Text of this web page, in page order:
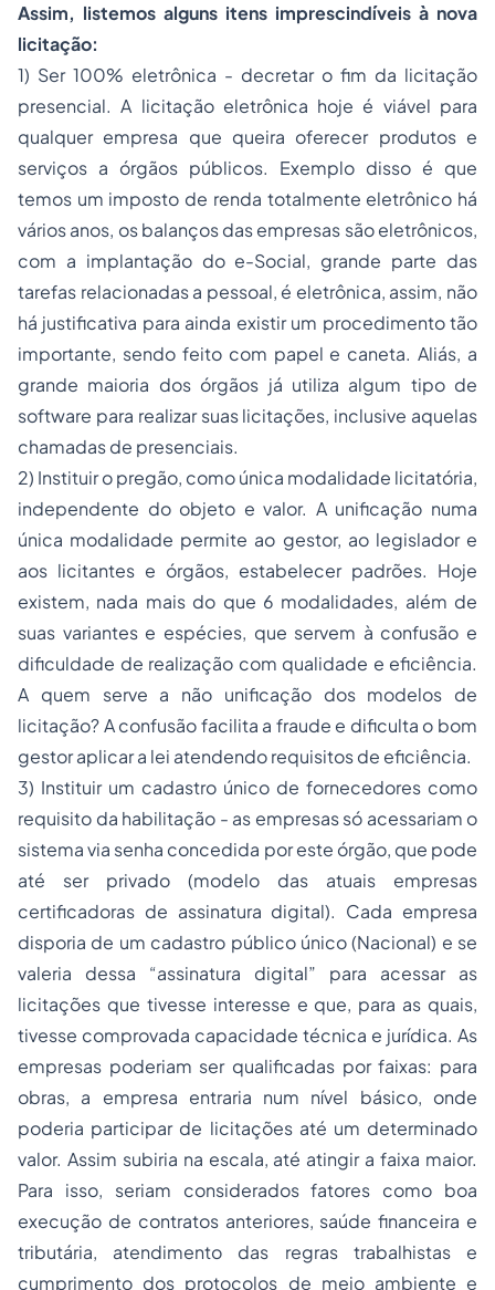
Assim, listemos alguns itens imprescindíveis à nova
licitação:
1) Ser 100% eletrônica - decretar o fim da licitação
presencial. A licitação eletrônica hoje é viável para
qualquer empresa que queira oferecer produtos e
serviços a órgãos públicos. Exemplo disso é que
temos um imposto de renda totalmente eletrônico há
vários anos, os balanços das empresas são eletrônicos,
com a implantação do e-Social, grande parte das
tarefas relacionadas a pessoal, é eletrônica, assim, não
há justificativa para ainda existir um procedimento tão
importante, sendo feito com papel e caneta. Aliás, a
grande maioria dos órgãos já utiliza algum tipo de
software para realizar suas licitações, inclusive aquelas
chamadas de presenciais.
2) Instituir o pregão, como única modalidade licitatória,
independente do objeto e valor. A unificação numa
única modalidade permite ao gestor, ao legislador e
aos licitantes e órgãos, estabelecer padrões. Hoje
existem, nada mais do que 6 modalidades, além de
suas variantes e espécies, que servem à confusão e
dificuldade de realização com qualidade e eficiência.
A quem serve a não unificação dos modelos de
licitação? A confusão facilita a fraude e dificulta o bom
gestor aplicar a lei atendendo requisitos de eficiência.
3) Instituir um cadastro único de fornecedores como
requisito da habilitação - as empresas só acessariam o
sistema via senha concedida por este órgão, que pode
até ser privado (modelo das atuais empresas
certificadoras de assinatura digital). Cada empresa
disporia de um cadastro público único (Nacional) e se
valeria dessa “assinatura digital” para acessar as
licitações que tivesse interesse e que, para as quais,
tivesse comprovada capacidade técnica e jurídica. As
empresas poderiam ser qualificadas por faixas: para
obras, a empresa entraria num nível básico, onde
poderia participar de licitações até um determinado
valor. Assim subiria na escala, até atingir a faixa maior.
Para isso, seriam considerados fatores como boa
execução de contratos anteriores, saúde financeira e
tributária, atendimento das regras trabalhistas e
cumprimento dos protocolos de meio ambiente e